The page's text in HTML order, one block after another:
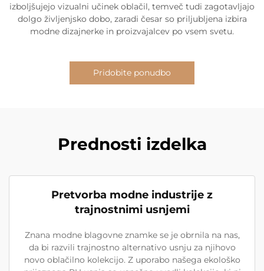
izboljšujejo vizualni učinek oblačil, temveč tudi zagotavljajo
dolgo življenjsko dobo, zaradi česar so priljubljena izbira
modne dizajnerke in proizvajalcev po vsem svetu.
Pridobite ponudbo
Prednosti izdelka
Pretvorba modne industrije z
trajnostnimi usnjemi
Znana modne blagovne znamke se je obrnila na nas,
da bi razvili trajnostno alternativo usnju za njihovo
novo oblačilno kolekcijo. Z uporabo našega ekološko